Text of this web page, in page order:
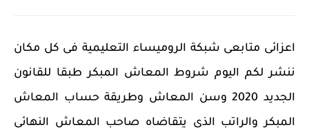
اعزائى متابعى شبكة الروميساء التعليمية فى كل مكان
ننشر لكم اليوم شروط المعاش المبكر طبقا للقانون
الجديد 2020 وسن المعاش وطريقة حساب المعاش
المبكر والراتب الذى يتقاضاه صاحب المعاش النهائى